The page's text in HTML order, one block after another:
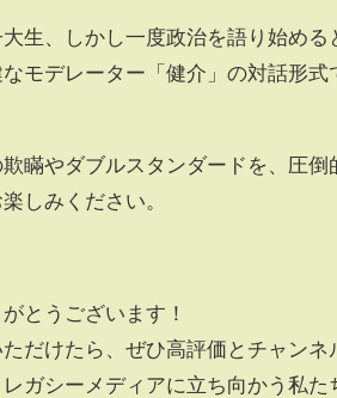
生、しかし一度政治を語り始め
なモデレーター「健介」の対話形
瞞やダブルスタンダードを、圧
しみください。
とうございます！
だけたら、ぜひ高評価とチャンネ
ガシーメディアに立ち向かう私た